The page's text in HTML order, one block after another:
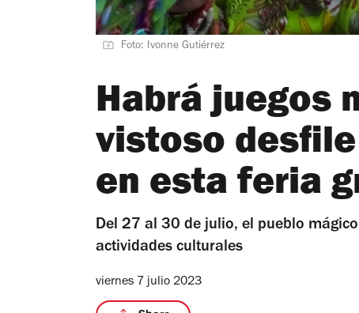
Foto: Ivonne Gutiérrez
Habrá juegos
vistoso
en esta feria
Del 27 al 30 de julio, el pueblo
actividades culturales
viernes 7 julio 2023